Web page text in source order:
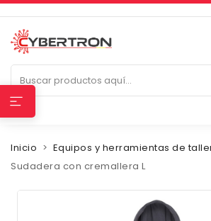
Inicio Equipos y herramientas de
Sudadera con cremallera L